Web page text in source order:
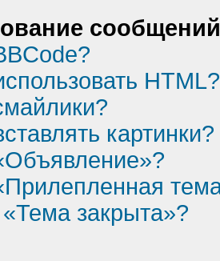
HTML?
картинки?
«Тема закрыта»?